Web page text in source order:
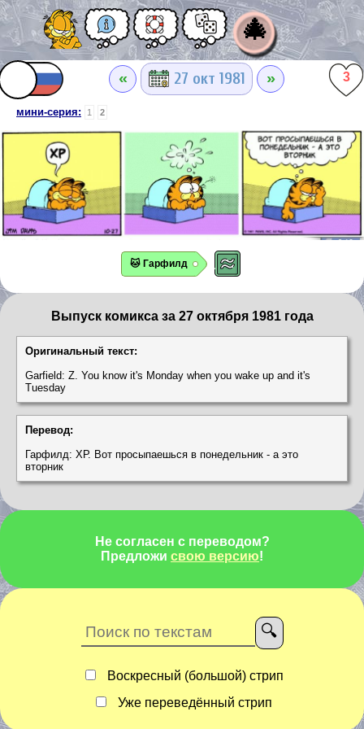
🎄
« 27 окт 1981 » 3
мини-серия: 1 2
🐱 Гарфилд
Выпуск комикса за 27 октября 1981 года
Оригинальный текст:
Garfield: Z. You know it's Monday when you wake up and it's
Tuesday
Перевод:
Гарфилд: ХР. Вот просыпаешься в понедельник - а это
вторник
Не согласен с переводом?
Предложи свою версию!
Воскресный (большой) стрип
Уже переведённый стрип